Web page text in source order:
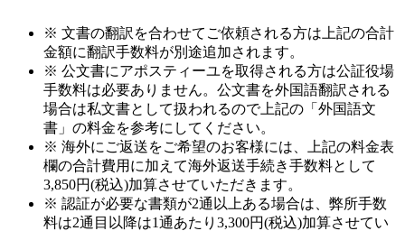
※ 文書の翻訳を合わせてご依頼される方は上記の合計
金額に翻訳手数料が別途追加されます。
※ 公文書にアポスティーユを取得される方は公証役場
手数料は必要ありません。公文書を外国語翻訳される
場合は私文書として扱われるので上記の「外国語文
書」の料金を参考にしてください。
※ 海外にご返送をご希望のお客様には、上記の料金表
欄の合計費用に加えて海外返送手続き手数料として
3,850円(税込)加算させていただきます。
※ 認証が必要な書類が2通以上ある場合は、弊所手数
料は2通目以降は1通あたり3,300円(税込)加算させてい